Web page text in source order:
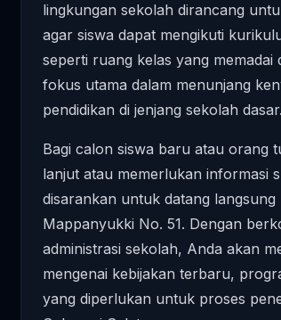
lingkungan sekolah dirancang
agar siswa dapat mengikuti
seperti ruang kelas yang
fokus utama dalam menunjang
pendidikan di jenjang sekolah dasar.
Bagi calon siswa baru atau orang
lanjut atau memerlukan informasi
disarankan untuk datang
Mappanyukki No. 51. Dengan
administrasi sekolah, Anda akan
mengenai kebijakan terbaru,
yang diperlukan untuk proses